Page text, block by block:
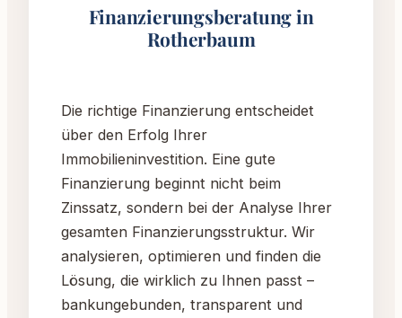
Finanzierungsberatung in
Rotherbaum
Die richtige Finanzierung entscheidet
über den Erfolg Ihrer
Immobilieninvestition. Eine gute
Finanzierung beginnt nicht beim
Zinssatz, sondern bei der Analyse Ihrer
gesamten Finanzierungsstruktur. Wir
analysieren, optimieren und finden die
Lösung, die wirklich zu Ihnen passt –
bankungebunden, transparent und